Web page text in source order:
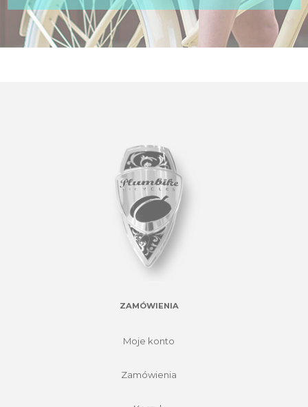
ZAMÓWIENIA
Moje konto
Zamówienia